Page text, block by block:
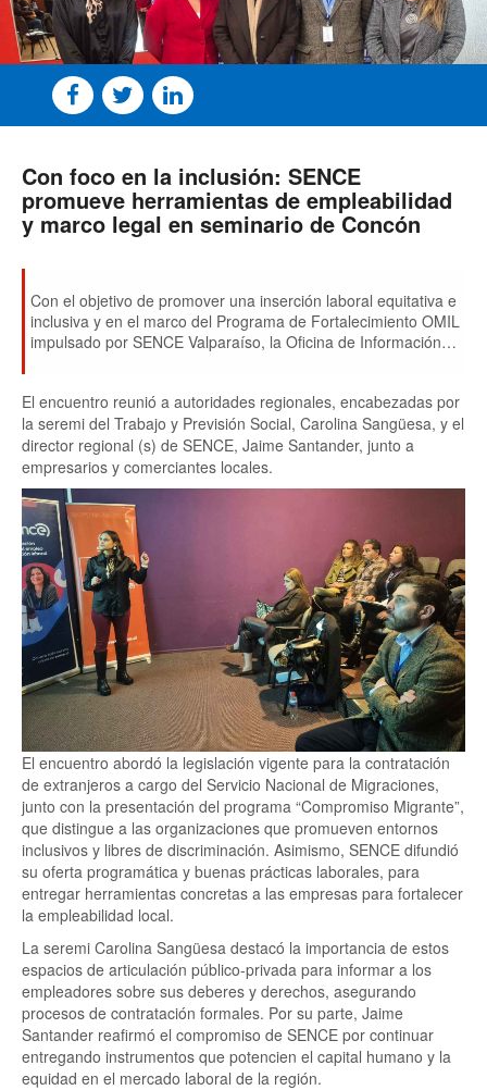
Con foco en la inclusión: SENCE
promueve herramientas de empleabilidad
y marco legal en seminario de Concón
Con el objetivo de promover una inserción laboral equitativa e
inclusiva y en el marco del Programa de Fortalecimiento OMIL
impulsado por SENCE Valparaíso, la Oficina de Información
Buenas Prácticas”.
El encuentro reunió a autoridades regionales, encabezadas por
la seremi del Trabajo y Previsión Social, Carolina Sangüesa, y el
director regional (s) de SENCE, Jaime Santander, junto a
empresarios y comerciantes locales.
El encuentro abordó la legislación vigente para la contratación
de extranjeros a cargo del Servicio Nacional de Migraciones,
junto con la presentación del programa “Compromiso Migrante”,
que distingue a las organizaciones que promueven entornos
inclusivos y libres de discriminación. Asimismo, SENCE difundió
su oferta programática y buenas prácticas laborales, para
entregar herramientas concretas a las empresas para fortalecer
la empleabilidad local.
La seremi Carolina Sangüesa destacó la importancia de estos
espacios de articulación público-privada para informar a los
empleadores sobre sus deberes y derechos, asegurando
procesos de contratación formales. Por su parte, Jaime
Santander reafirmó el compromiso de SENCE por continuar
entregando instrumentos que potencien el capital humano y la
equidad en el mercado laboral de la región.